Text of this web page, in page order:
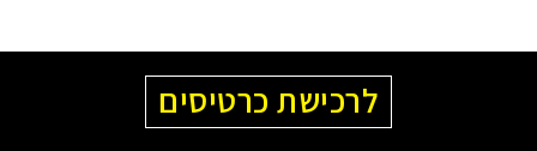
לרכישת כרטיסים